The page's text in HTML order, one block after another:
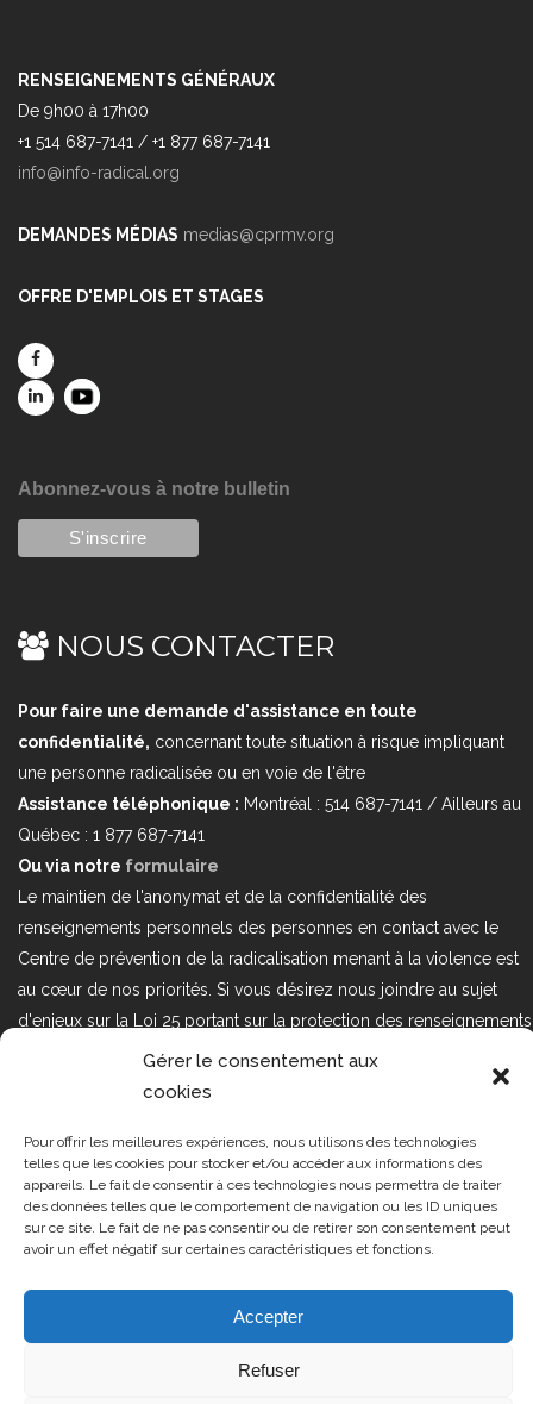
Gérer le consentement aux
cookies
Pour offrir les meilleures expériences, nous utilisons des technologies
telles que les cookies pour stocker et/ou accéder aux informations des
appareils. Le fait de consentir à ces technologies nous permettra de traiter
des données telles que le comportement de navigation ou les ID uniques
sur ce site. Le fait de ne pas consentir ou de retirer son consentement peut
avoir un effet négatif sur certaines caractéristiques et fonctions.
Accepter
Refuser
RENSEIGNEMENTS GÉNÉRAUX
De 9h00 à 17h00
+1 514 687-7141 / +1 877 687-7141
info@info-radical.org
DEMANDES MÉDIAS medias@cprmv.org
OFFRE D'EMPLOIS ET STAGES
Abonnez-vous à notre bulletin
NOUS CONTACTER
Pour faire une demande d'assistance en toute
confidentialité, concernant toute situation à risque impliquant
une personne radicalisée ou en voie de l'être
Assistance téléphonique : Montréal : 514 687-7141 / Ailleurs au
Québec : 1 877 687-7141
Ou via notre formulaire
Le maintien de l'anonymat et de la confidentialité des
renseignements personnels des personnes en contact avec le
Centre de prévention de la radicalisation menant à la violence est
au cœur de nos priorités. Si vous désirez nous joindre au sujet
d'enjeux sur la Loi 25 portant sur la protection des renseignements
personnels dans le secteur privé, veuillez communiquer avec
nous à l'adresse courriel suivant : loi25@cprmv.org Pour en savoir
Tous droits réservés @2019 CPRMV
| Centre de prévention de la
radicalisation menant à la violence
(CPRMV)